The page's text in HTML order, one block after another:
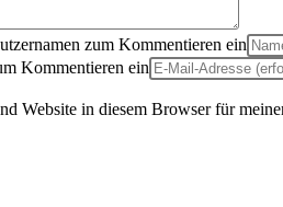
zum Kommentieren ein
Kommentieren ein
Website in diesem Browser für